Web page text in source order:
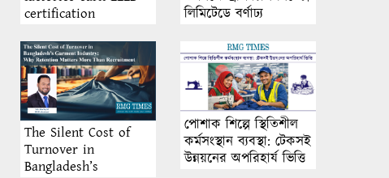
certification
লিমিটেডে বর্ণাঢ্য
The Silent Cost of
Turnover in
Bangladesh’s
পোশাক শিল্পে স্থিতিশীল
কর্মসংস্থান ব্যবস্থা: টেকসই
উন্নয়নের অপরিহার্য ভিত্তি